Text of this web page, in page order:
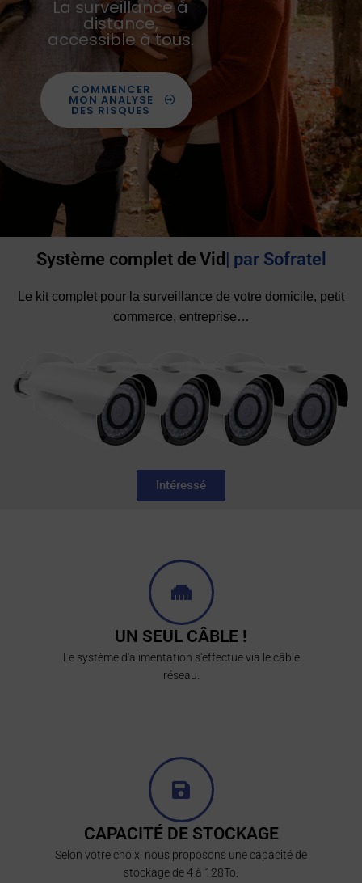
La surveillance à
distance,
accessible à tous.
COMMENCER
MON ANALYSE
DES RISQUES
Système complet de VidéoSurveillan
Le kit complet pour la surveillance de votre domicile, petit
Intéressé
UN SEUL CÂBLE !
Le système d'alimentation s'effectue via le câble
CAPACITÉ DE STOCKAGE
Selon votre choix, nous proposons une capacité de